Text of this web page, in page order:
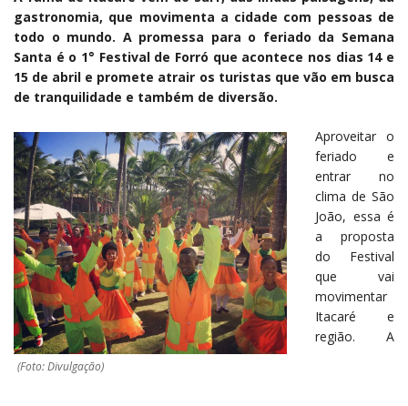
gastronomia, que movimenta a cidade com pessoas de
todo o mundo. A promessa para o feriado da Semana
Santa é o 1° Festival de Forró que acontece nos dias 14 e
15 de abril e promete atrair os turistas que vão em busca
de tranquilidade e também de diversão.
(Foto: Divulgação)
Aproveitar o
feriado e
entrar no
clima de São
João, essa é
a proposta
do Festival
que vai
movimentar
Itacaré e
região. A